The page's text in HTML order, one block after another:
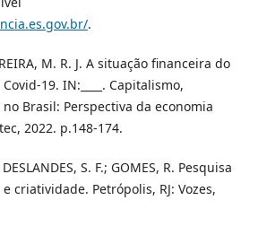
.
M. R. J. A situação financeira do
19. IN:____. Capitalismo,
Brasil: Perspectiva da economia
2022. p.148-174.
S. F.; GOMES, R. Pesquisa
criatividade. Petrópolis, RJ: Vozes,